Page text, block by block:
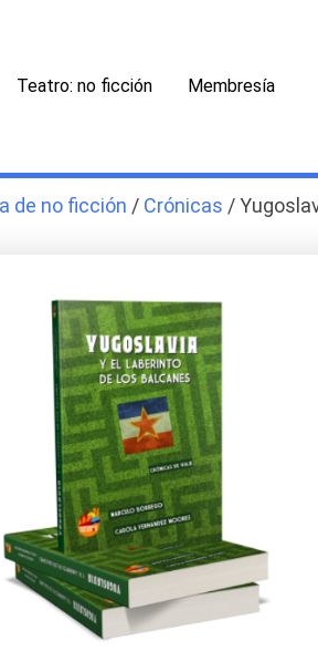
Teatro: no ficción Membresía
de no ficción / Crónicas /